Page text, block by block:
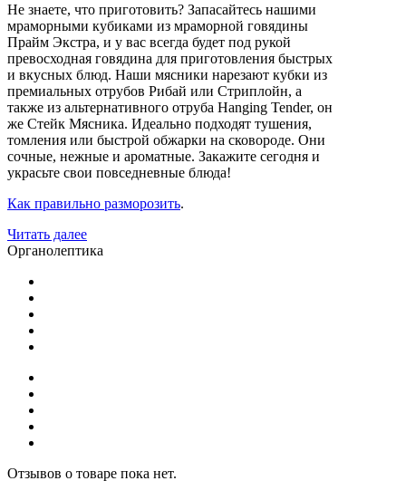
Не знаете, что приготовить? Запасайтесь нашими
мраморными кубиками из мраморной говядины
Прайм Экстра, и у вас всегда будет под рукой
превосходная говядина для приготовления быстрых
и вкусных блюд. Наши мясники нарезают кубки из
премиальных отрубов Рибай или Стриплойн, а
также из альтернативного отруба Hanging Tender, он
же Стейк Мясника. Идеально подходят тушения,
томления или быстрой обжарки на сковороде. Они
сочные, нежные и ароматные. Закажите сегодня и
украсьте свои повседневные блюда!
Как правильно разморозить.
Читать далее
Органолептика
Отзывов о товаре пока нет.